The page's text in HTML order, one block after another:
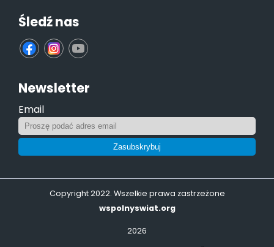
Śledź nas
fb ins yt
Newsletter
Email
Zasubskrybuj
Copyright 2022. Wszelkie prawa zastrzeżone
wspolnyswiat.org
2026